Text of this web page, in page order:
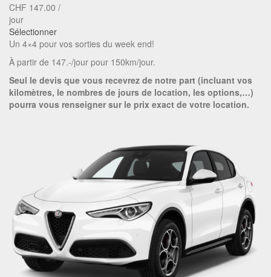
CHF 147.00 /
jour
Sélectionner
Un 4×4 pour vos sorties du week end!
À partir de 147.-/jour pour 150km/jour.
Seul le devis que vous recevrez de notre part (incluant vos
kilomètres, le nombres de jours de location, les options,…)
pourra vous renseigner sur le prix exact de votre location.